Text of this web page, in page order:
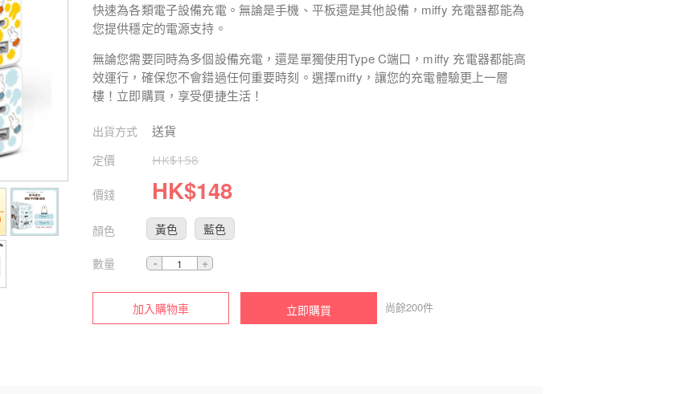
快速為各類電子設備充電。無論是手機、平板還是其他設備，miffy 充電器都能為
您提供穩定的電源支持。
無論您需要同時為多個設備充電，還是單獨使用Type C端口，miffy 充電器都能高
效運行，確保您不會錯過任何重要時刻。選擇miffy，讓您的充電體驗更上一層
樓！立即購買，享受便捷生活！
出貨方式 送貨
定價 HK$158
價錢 HK$148
顏色 黃色 藍色
數量
加入購物車 立即購買 尚餘200件